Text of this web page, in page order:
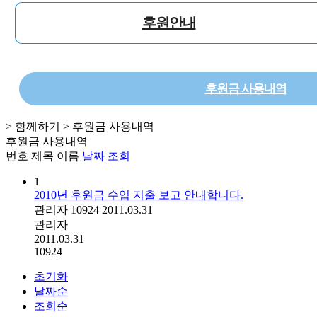
후원안내
후원금 사용내역
> 함께하기 > 후원금 사용내역
후원금 사용내역
번호 제목 이름 날짜 조회
1
2010년 후원금 수입 지출 보고 안내합니다.
관리자 10924 2011.03.31
관리자
2011.03.31
10924
초기화
날짜순
조회순